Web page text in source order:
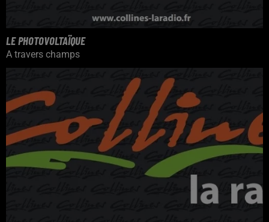
LE PHOTOVOLTAÏQUE
A travers champs